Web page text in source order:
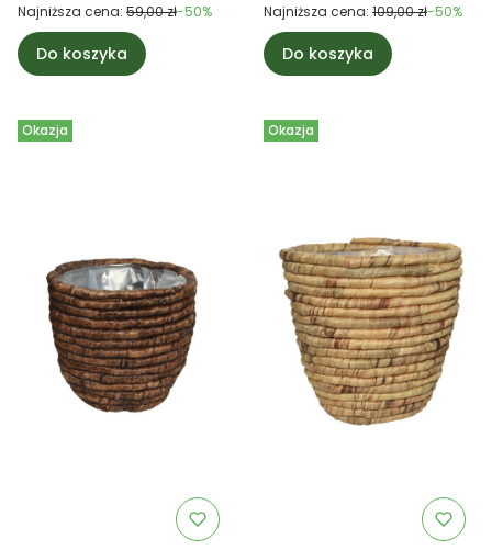
Najniższa cena: 59,00 zł-50%
Do koszyka
Najniższa cena: 109,00 zł-50%
Do koszyka
Okazja Okazja